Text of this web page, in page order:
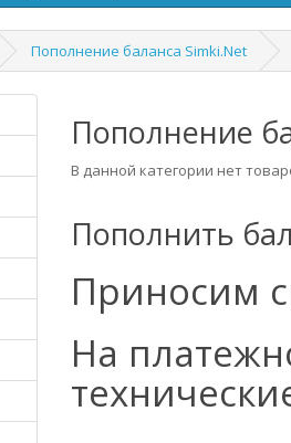
Пополнение баланса Simki.Net
Пополнение
В данной категории нет
Пополнить
Приносим
На